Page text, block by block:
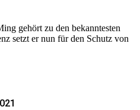
gehört zu den bekanntesten
setzt er nun für den Schutz von